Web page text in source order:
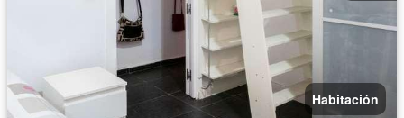
Habitación